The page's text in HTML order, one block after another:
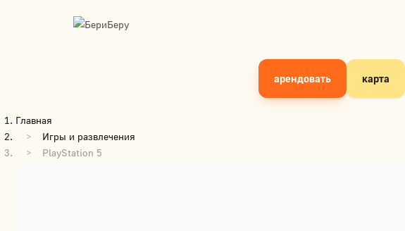
арендовать карта
Главная
Игры и развлечения
PlayStation 5